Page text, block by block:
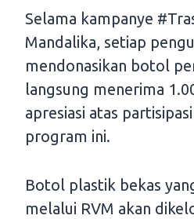
Selama kampanye
Mandalika, setiap
mendonasikan botol
langsung menerima
apresiasi atas
program ini.
Botol plastik bekas
melalui RVM akan